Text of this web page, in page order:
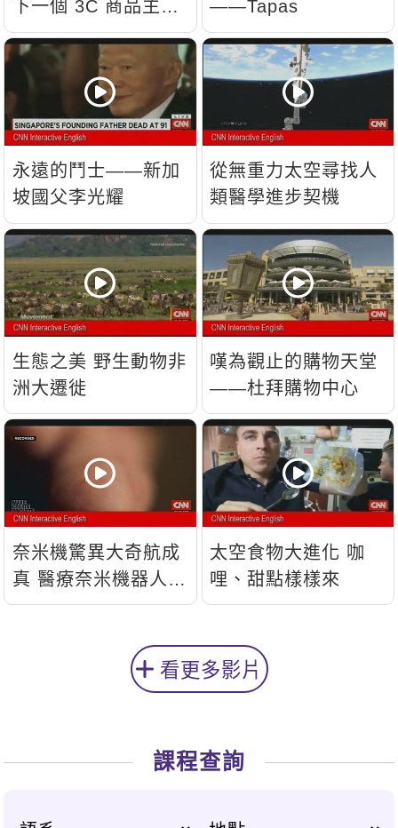
下一個 3C 商品主
流？
——Tapas
永遠的鬥士——新加
坡國父李光耀
從無重力太空尋找人
類醫學進步契機
生態之美 野生動物非
洲大遷徙
嘆為觀止的購物天堂
——杜拜購物中心
奈米機驚異大奇航成
真 醫療奈米機器人問
世
太空食物大進化 咖
哩、甜點樣樣來
看更多影片
課程查詢